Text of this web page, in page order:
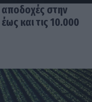
αποδοχές στην
και τις 10.000